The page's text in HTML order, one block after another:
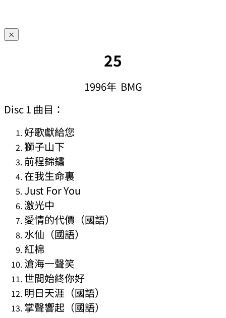
×
25
1996年 BMG
Disc 1 曲目：
好歌獻給您
獅子山下
前程錦鏽
在我生命裏
Just For You
激光中
愛情的代價（國語）
水仙（國語）
紅棉
滄海一聲笑
世間始終你好
明日天涯（國語）
掌聲響起（國語）